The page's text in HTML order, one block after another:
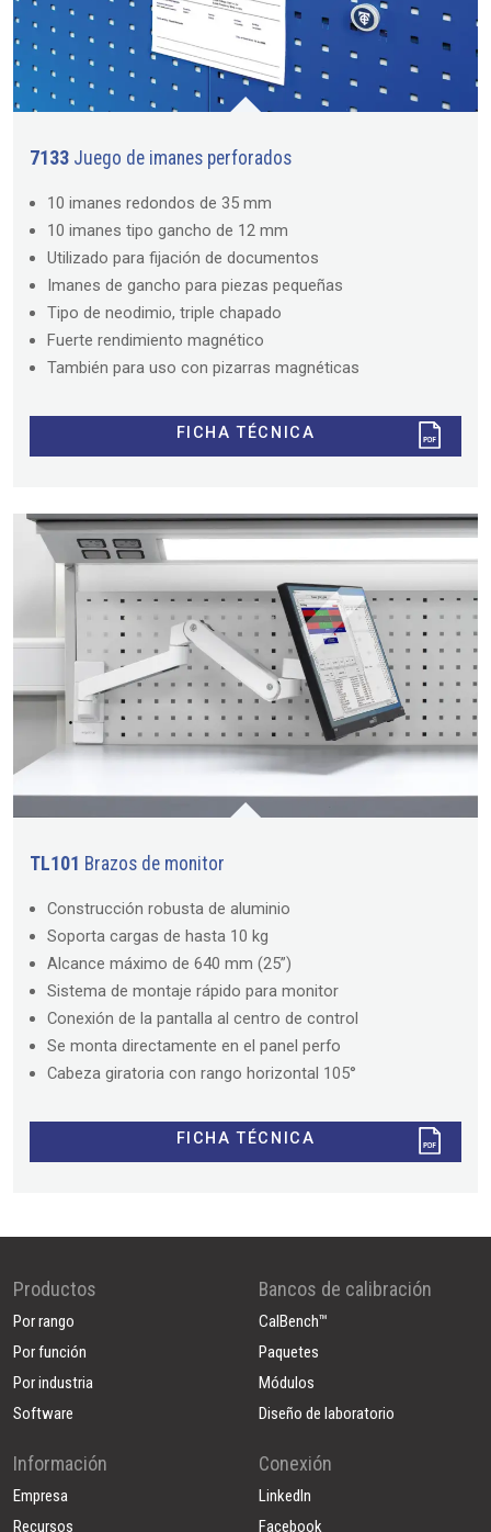
7133 Juego de imanes perforados
10 imanes redondos de 35 mm
10 imanes tipo gancho de 12 mm
Utilizado para fijación de documentos
Imanes de gancho para piezas pequeñas
Tipo de neodimio, triple chapado
Fuerte rendimiento magnético
También para uso con pizarras magnéticas
FICHA TÉCNICA
TL101 Brazos de monitor
Construcción robusta de aluminio
Soporta cargas de hasta 10 kg
Alcance máximo de 640 mm (25”)
Sistema de montaje rápido para monitor
Conexión de la pantalla al centro de control
Se monta directamente en el panel perfo
Cabeza giratoria con rango horizontal 105°
FICHA TÉCNICA
Productos
Por rango
Por función
Por industria
Software
Bancos de calibración
CalBench™
Paquetes
Módulos
Diseño de laboratorio
Información
Empresa
Recursos
Conexión
LinkedIn
Facebook